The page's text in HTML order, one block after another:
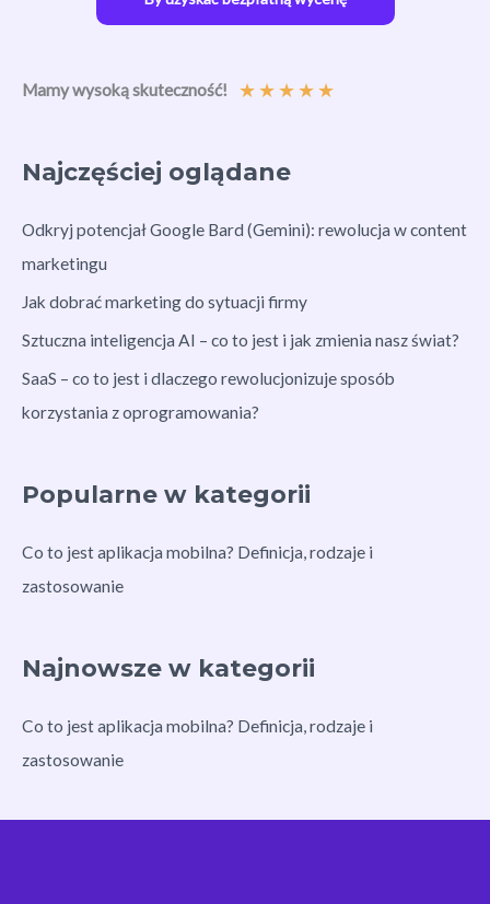
Mamy wysoką skuteczność! ★★★★★
Najczęściej oglądane
Odkryj potencjał Google Bard (Gemini): rewolucja w content
marketingu
Jak dobrać marketing do sytuacji firmy
Sztuczna inteligencja AI – co to jest i jak zmienia nasz świat?
SaaS – co to jest i dlaczego rewolucjonizuje sposób
korzystania z oprogramowania?
Popularne w kategorii
Co to jest aplikacja mobilna? Definicja, rodzaje i
zastosowanie
Najnowsze w kategorii
Co to jest aplikacja mobilna? Definicja, rodzaje i
zastosowanie